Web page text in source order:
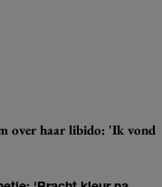
over haar libido: 'Ik vond